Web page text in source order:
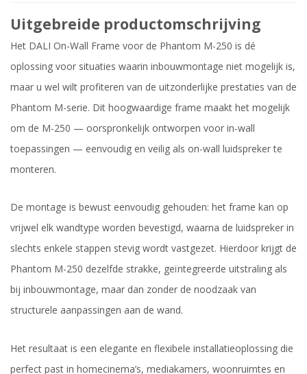
Uitgebreide productomschrijving
Het DALI On-Wall Frame voor de Phantom M-250 is dé
oplossing voor situaties waarin inbouwmontage niet mogelijk is,
maar u wel wilt profiteren van de uitzonderlijke prestaties van de
Phantom M-serie. Dit hoogwaardige frame maakt het mogelijk
om de M-250 — oorspronkelijk ontworpen voor in-wall
toepassingen — eenvoudig en veilig als on-wall luidspreker te
monteren.
De montage is bewust eenvoudig gehouden: het frame kan op
vrijwel elk wandtype worden bevestigd, waarna de luidspreker in
slechts enkele stappen stevig wordt vastgezet. Hierdoor krijgt de
Phantom M-250 dezelfde strakke, geïntegreerde uitstraling als
bij inbouwmontage, maar dan zonder de noodzaak van
structurele aanpassingen aan de wand.
Het resultaat is een elegante en flexibele installatieoplossing die
perfect past in homecinema’s, media­kamers, woonruimtes en